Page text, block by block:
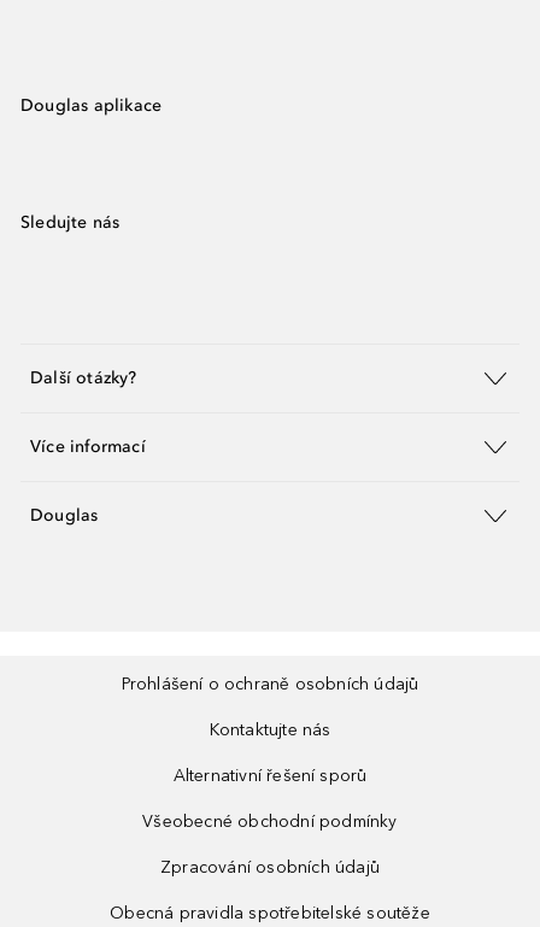
Douglas aplikace
Sledujte nás
Další otázky?
Více informací
Douglas
Prohlášení o ochraně osobních údajů
Kontaktujte nás
Alternativní řešení sporů
Všeobecné obchodní podmínky
Zpracování osobních údajů
Obecná pravidla spotřebitelské soutěže